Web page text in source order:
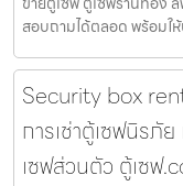
สอบถามได้ตลอด พร้อมใ
Security box
การเช่าตู้เซฟนิรภั
เซฟส่วนตัว ตู้เซฟ